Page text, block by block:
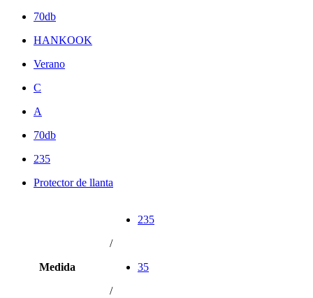
70db
HANKOOK
Verano
C
A
70db
235
Protector de llanta
Medida
235
/
35
/